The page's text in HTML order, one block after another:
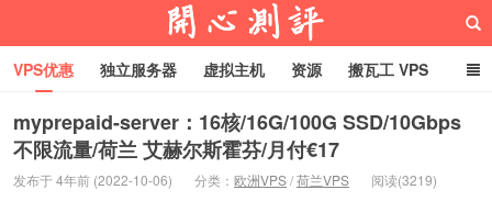
开心VPS测评
VPS优惠 独立服务器 虚拟主机 资源 搬瓦工 VPS
折腾VPS 真实测评 Hostloc趣闻 域名
RackNerd促销套餐
myprepaid-server：16核/16G/100G SSD/10Gbps
不限流量/荷兰 艾赫尔斯霍芬/月付€17
发布于 4年前 (2022-10-06) 分类： 欧洲VPS/荷兰VPS 阅读(3219)